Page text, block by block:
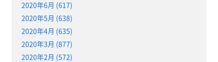
2020年6月 (617)
2020年5月 (638)
2020年4月 (635)
2020年3月 (877)
2020年2月 (572)